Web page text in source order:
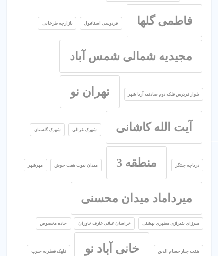
فاطمی گلها فردوسی استانبول بازارچه طرخانی
مجیدیه شمالی شمس آباد
بلوار فردوس فلکه دوم صادقیه آریا شهر تهران نو
آیت الله کاشانی شهرک غزالی شهرک گلستان
دریاچه چیتگر منطقه 3 میدان نبوت هفت حوض مهرشهر
میرداماد میدان محسنی
میرزای شیرازی مطهری بهشتی خراسان غیاثی عارف خاوران جاده مخصوص
هفت چنار حسام الدین خانی آباد نو قلهک قیطریه جنوب